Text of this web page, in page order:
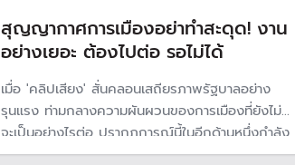
สุญญากาศการเมืองอย่าทำสะดุด! งาน
อย่างเยอะ ต้องไปต่อ รอไม่ได้
เมื่อ 'คลิปเสียง' สั่นคลอนเสถียรภาพรัฐบาลอย่าง
รุนแรง ท่ามกลางความผันผวนของการเมืองที่ยังไม่รู้
จะเป็นอย่างไรต่อ ปรากฏการณ์นี้ในอีกด้านหนึ่งกำลัง
ส่งผลต่อการขับเคลื่อนนโยบายและการดำเนินการ